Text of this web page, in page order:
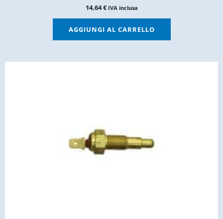
14,64€ IVA inclusa
AGGIUNGI AL CARRELLO